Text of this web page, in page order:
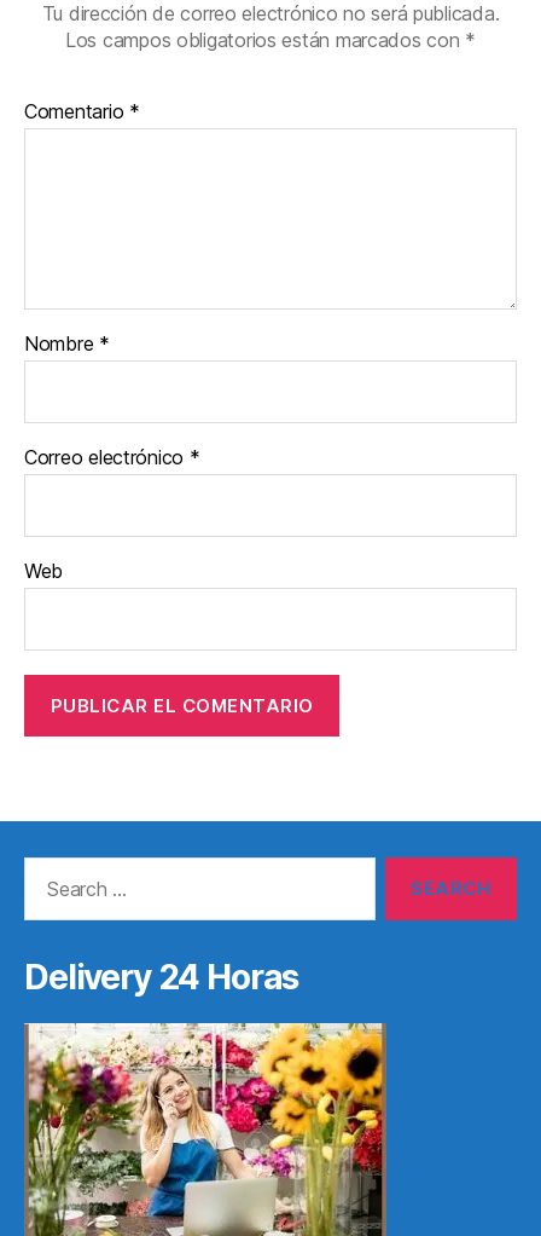
Tu dirección de correo electrónico no será publicada.
Los campos obligatorios están marcados con *
Comentario *
Nombre *
Correo electrónico *
Web
Delivery 24 Horas